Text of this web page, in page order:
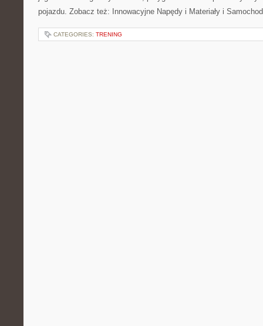
pojazdu. Zobacz też: Innowacyjne Napędy i Materiały i
CATEGORIES: TRENING